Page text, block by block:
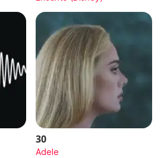
30
Adele